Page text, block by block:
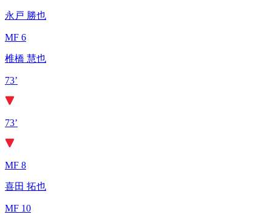
永戸 勝也
MF 6
椎橋 慧也
73’
73’
MF 8
喜田 拓也
MF 10